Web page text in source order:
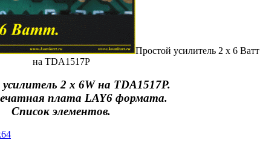
Простой усилитель 2 х 6 Ватт
на TDA1517P
2 х 6W на TDA1517P.
плата LAY6 формата.
Список элементов.